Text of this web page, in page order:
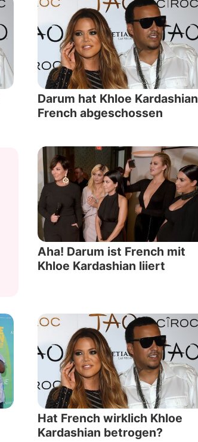
Darum hat Khloe Kardashian
French abgeschossen
Aha! Darum ist French mit
Khloe Kardashian liiert
Hat French wirklich Khloe
Kardashian betrogen?